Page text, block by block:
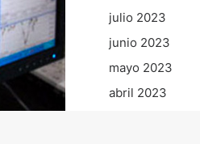
julio 2023
junio 2023
mayo 2023
abril 2023